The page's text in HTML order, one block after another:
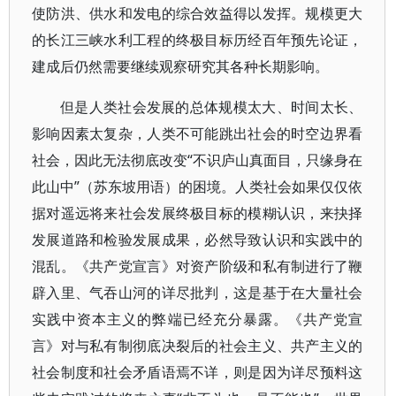
使防洪、供水和发电的综合效益得以发挥。规模更大
的长江三峡水利工程的终极目标历经百年预先论证，
建成后仍然需要继续观察研究其各种长期影响。
但是人类社会发展的总体规模太大、时间太长、
影响因素太复杂，人类不可能跳出社会的时空边界看
社会，因此无法彻底改变“不识庐山真面目，只缘身在
此山中”（苏东坡用语）的困境。人类社会如果仅仅依
据对遥远将来社会发展终极目标的模糊认识，来抉择
发展道路和检验发展成果，必然导致认识和实践中的
混乱。《共产党宣言》对资产阶级和私有制进行了鞭
辟入里、气吞山河的详尽批判，这是基于在大量社会
实践中资本主义的弊端已经充分暴露。《共产党宣
言》对与私有制彻底决裂后的社会主义、共产主义的
社会制度和社会矛盾语焉不详，则是因为详尽预料这